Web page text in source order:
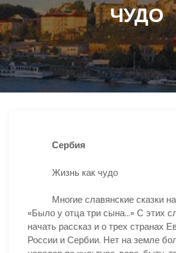
ЧУДО
Сербия
Жизнь как чудо
Многие славянские сказки
«Было у отца три сына…» С этих
начать рассказ и о трех странах
России и Сербии. Нет на земле